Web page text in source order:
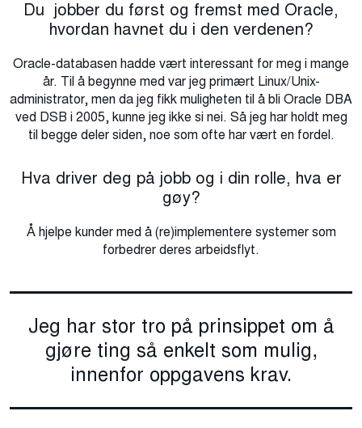
Du jobber du først og fremst med Oracle,
hvordan havnet du i den verdenen?
Oracle-databasen hadde vært interessant for meg i mange
år. Til å begynne med var jeg primært Linux/Unix-
administrator, men da jeg fikk muligheten til å bli Oracle DBA
ved DSB i 2005, kunne jeg ikke si nei. Så jeg har holdt meg
til begge deler siden, noe som ofte har vært en fordel.
Hva driver deg på jobb og i din rolle, hva er
gøy?
Å hjelpe kunder med å (re)implementere systemer som
forbedrer deres arbeidsflyt.
Jeg har stor tro på prinsippet om å
gjøre ting så enkelt som mulig,
innenfor oppgavens krav.